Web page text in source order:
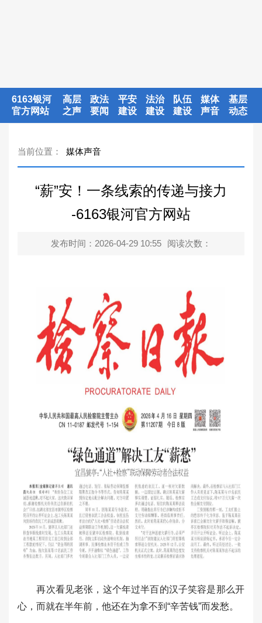
6163银河
官方网站
高层
之声
政法
要闻
平安
建设
法治
建设
队伍
建设
媒体
声音
基层
动态
当前位置： 媒体声音
“薪”安！一条线索的传递与接力
-6163银河官方网站
发布时间：2026-04-29 10:55 阅读次数：
再次看见老张，这个年过半百的汉子笑容是那么开
心，而就在半年前，他还在为拿不到“辛苦钱”而发愁。